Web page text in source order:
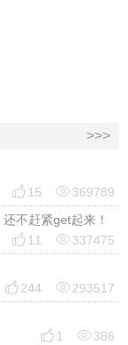
>>>
 15 369789
不赶紧get起来！
 11 337475
 244 293517
 1 386